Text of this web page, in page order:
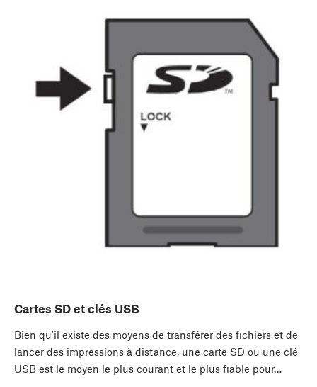
Cartes SD et clés USB
Bien qu'il existe des moyens de transférer des fichiers et de
lancer des impressions à distance, une carte SD ou une clé
USB est le moyen le plus courant et le plus fiable pour…